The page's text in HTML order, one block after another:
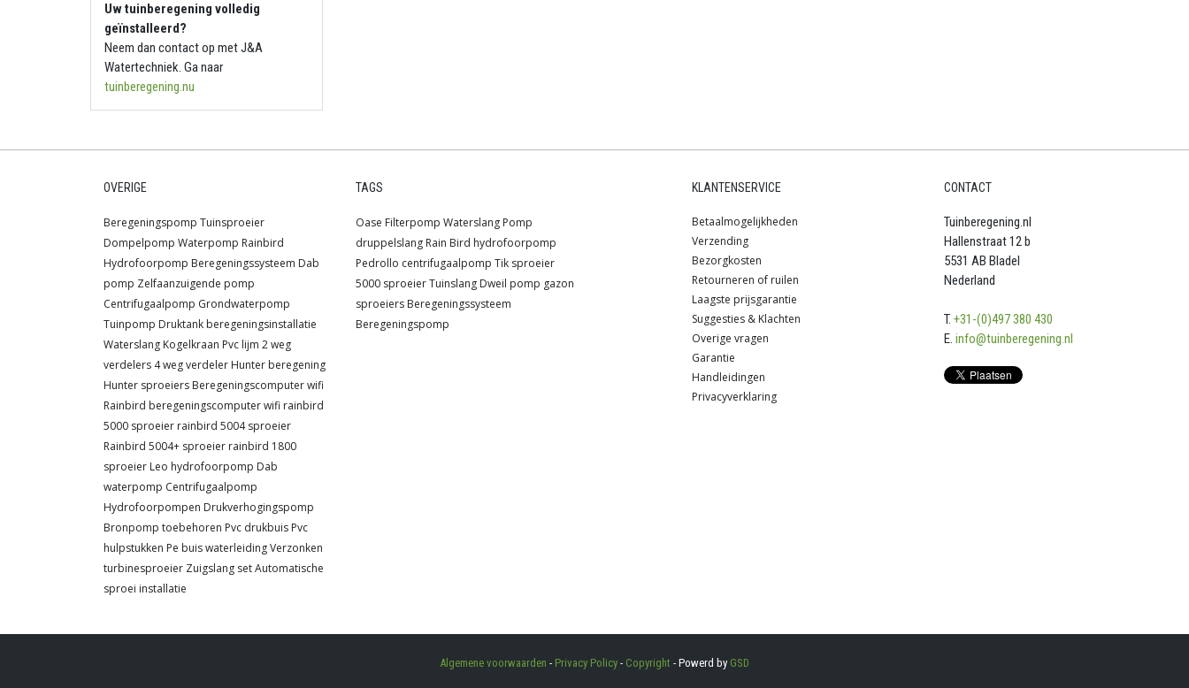
Uw tuinberegening volledig
geïnstalleerd?
Neem dan contact op met J&A
Watertechniek. Ga naar
tuinberegening.nu
OVERIGE
Beregeningspomp Tuinsproeier
Dompelpomp Waterpomp Rainbird
Hydrofoorpomp Beregeningssysteem Dab
pomp Zelfaanzuigende pomp
Centrifugaalpomp Grondwaterpomp
Tuinpomp Druktank beregeningsinstallatie
Waterslang Kogelkraan Pvc lijm 2 weg
verdelers 4 weg verdeler Hunter beregening
Hunter sproeiers Beregeningscomputer wifi
Rainbird beregeningscomputer wifi rainbird
5000 sproeier rainbird 5004 sproeier
Rainbird 5004+ sproeier rainbird 1800
sproeier Leo hydrofoorpomp Dab
waterpomp Centrifugaalpomp
Hydrofoorpompen Drukverhogingspomp
Bronpomp toebehoren Pvc drukbuis Pvc
hulpstukken Pe buis waterleidingVerzonken
turbinesproeier Zuigslang setAutomatische
sproei installatie
TAGS
Oase Filterpomp Waterslang Pomp
druppelslang Rain Bird hydrofoorpomp
Pedrollo centrifugaalpomp Tik sproeier
5000 sproeierTuinslang Dweil pomp gazon
sproeiers Beregeningssysteem
Beregeningspomp
KLANTENSERVICE
Betaalmogelijkheden
Verzending
Bezorgkosten
Retourneren of ruilen
Laagste prijsgarantie
Suggesties & Klachten
Overige vragen
Garantie
Handleidingen
Privacyverklaring
CONTACT
Tuinberegening.nl
Hallenstraat 12 b
5531 AB Bladel
Nederland
T. +31-(0)497 380 430
E. info@tuinberegening.nl
Algemene voorwaarden - Privacy Policy - Copyright - Powerd by GSD